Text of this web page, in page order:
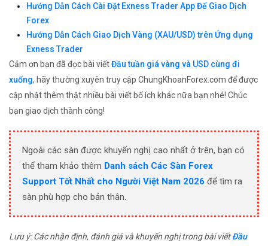
Hướng Dẫn Cách Cài Đặt Exness Trader App Để Giao Dịch
Forex
Hướng Dẫn Cách Giao Dịch Vàng (XAU/USD) trên Ứng dụng
Exness Trader
Cảm ơn bạn đã đọc bài viếtĐầu tuần giá vàng và USD cùng đi
xuống, hãy thường xuyên truy cập ChungKhoanForex.com để được
cập nhật thêm thật nhiều bài viết bổ ích khác nữa bạn nhé! Chúc
bạn giao dịch thành công!
Ngoài các sàn được khuyến nghị cao nhất ở trên, bạn có
thể tham khảo thêm Danh sách Các Sàn Forex
Support Tốt Nhất cho Người Việt Nam 2026 để tìm ra
sàn phù hợp cho bản thân.
Lưu ý: Các nhận định, đánh giá và khuyến nghị trong bài viếtĐầu